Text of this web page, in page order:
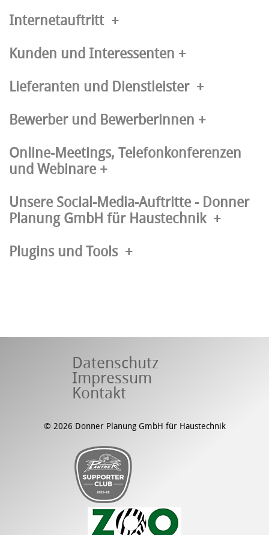
Internetauftritt +
Kunden und Interessenten +
Lieferanten und Dienstleister +
Bewerber und Bewerberinnen +
Online-Meetings, Telefonkonferenzen
und Webinare +
Unsere Social-Media-Auftritte - Donner
Planung GmbH für Haustechnik +
Plugins und Tools +
Datenschutz
Impressum
Kontakt
© 2026 Donner Planung GmbH für Haustechnik